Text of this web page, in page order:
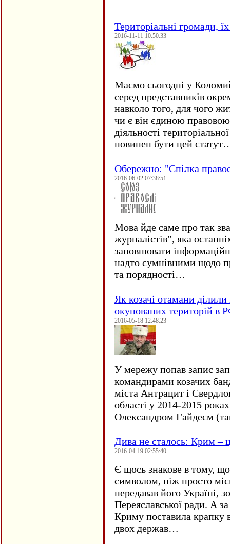
Територіальні громади,
2016-11-11 10:50:33
Маємо сьогодні у
серед представників
навколо того, для чого
чи є він єдиною
діяльності
повинен бути цей
Обережно: "Спілка
2016-06-02 07:38:51
Мова йде саме про так
журналістів”, яка
заповнювати
надто сумнівними щодо
та порядності…
Як козачі отамани
окупованих територій в
2016-05-18 12:48:23
У мережу попав запис
командирами козачих
міста Антрацит і
області у 2014-2015
Олександром Гайдеєм
Дива не сталось: Крим –
2016-04-19 02:55:40
Є щось знакове в тому, що
символом, ніж просто
передавав його Україні,
Переяславської ради. А
Криму поставила крапку
двох держав…